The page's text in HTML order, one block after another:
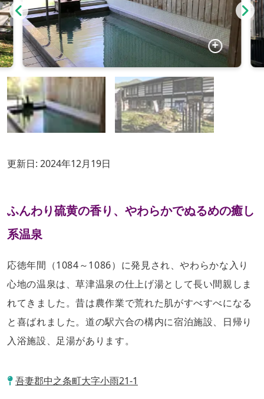
更新日: 2024年12月19日
ふんわり硫黄の香り、やわらかでぬるめの癒し
系温泉
応徳年間（1084～1086）に発見され、やわらかな入り
心地の温泉は、草津温泉の仕上げ湯として長い間親しま
れてきました。昔は農作業で荒れた肌がすべすべになる
と喜ばれました。道の駅六合の構内に宿泊施設、日帰り
入浴施設、足湯があります。
吾妻郡中之条町大字小雨21-1